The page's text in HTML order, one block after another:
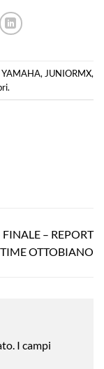
, JUNIORMX,
.
FINALE – REPORT
TIME OTTOBIANO
I campi